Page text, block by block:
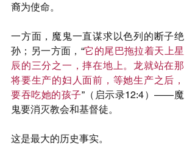
裔为使命。
一方面，魔鬼一直谋求以色列的断子绝
孙；另一方面，“它的尾巴拖拉着天上星
辰的三分之一，摔在地上。龙就站在那
将要生产的妇人面前，等她生产之后，
要吞吃她的孩子”（启示录12:4）——魔
鬼要消灭教会和基督徒。
这是最大的历史事实。